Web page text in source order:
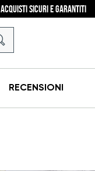
ACQUISTI SICURI E GARANTITI
RECENSIONI